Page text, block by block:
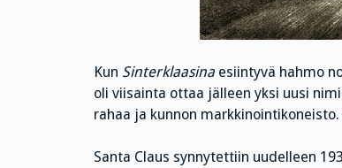
Kun Sinterklaasinaesiintyvä hahmo
oli viisainta ottaa jälleen yksi uusi
rahaa ja kunnon
Santa Claus synnytettiin uudelleen